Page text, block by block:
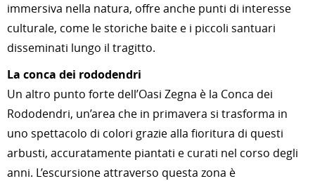
immersiva nella natura, offre anche punti di interesse
culturale, come le storiche baite e i piccoli santuari
disseminati lungo il tragitto.
La conca dei rododendri
Un altro punto forte dell’Oasi Zegna è la Conca dei
Rododendri, un’area che in primavera si trasforma in
uno spettacolo di colori grazie alla fioritura di questi
arbusti, accuratamente piantati e curati nel corso degli
anni. L’escursione attraverso questa zona è